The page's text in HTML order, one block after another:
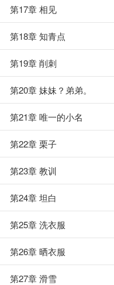
第17章 相见
第18章 知青点
第19章 削刺
第20章 妹妹？弟弟。
第21章 唯一的小名
第22章 栗子
第23章 教训
第24章 坦白
第25章 洗衣服
第26章 晒衣服
第27章 滑雪